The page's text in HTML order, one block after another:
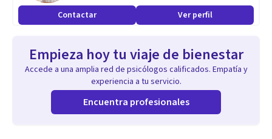
Contactar Ver perfil
Empieza hoy tu viaje de bienestar
Accede a una amplia red de psicólogos calificados. Empatía y
experiencia a tu servicio.
Encuentra profesionales